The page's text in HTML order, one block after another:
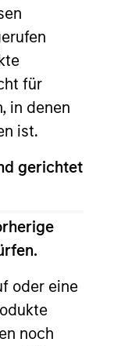
für
in denen
ist.
gerichtet
oder eine
noch